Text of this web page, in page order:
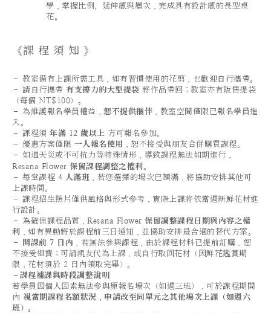
學，掌握比例、延伸感與層次，完成具有設計感的長型桌
花。
《課 程 須 知 》
－ 教室備有上課所需工具，如有習慣使用的花剪，也歡迎自行攜帶。
－ 請自行攜帶 有支撐力的大型提袋 將作品帶回；教室亦有販售提袋
（每個 NT$100）。
－ 為維護報名學員權益， 恕不提供攜伴 ，教室空間僅限已報名學員進
入。
－ 課程須 年滿 12 歲以上 方可報名參加。
－ 優惠方案僅限 一人報名使用 ，恕不接受與朋友合併購買課程。
－ 如遇天災或不可抗力等特殊情形，導致課程無法如期進行，
Resana Flower 保留課程調整之權利 。
－ 每堂課程 4 人滿班 ，若您選擇的場次已額滿，將協助安排其他可
上課時間。
－ 課程招生照片僅供風格與形式參考，實際上課將依當週新鮮花材進
行設計。
－ 為確保課程品質， Resana Flower 保留調整課程日期與內容之權
利
，如有異動將於課程前三日通知，並協助安排最合適的替代方案。
－ 開課前 7 日內 ，若無法參與課程，由於課程材料已提前訂購，恕
不接受退費；可請親友代為上課，或自行取回花材（因鮮花鑑賞期
限，花材須於 2 日內領取完畢）。
－課程補課與時段調整說明
若學員因個人因素無法參與原報名場次（如週三班），可於課程期間
內 視當期課程名額狀況，申請改至同單元之其他場次上課（如週六
班） 。